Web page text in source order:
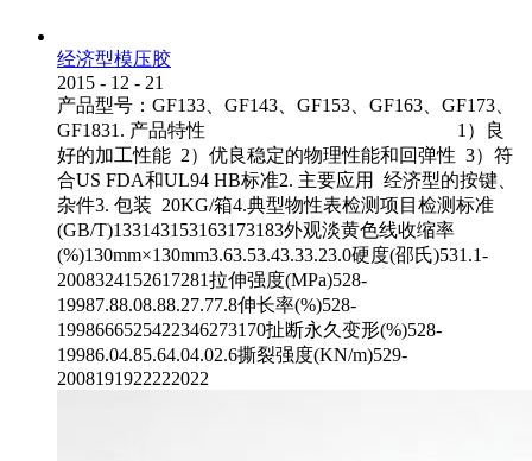
经济型模压胶
2015 - 12 - 21
产品型号：GF133、GF143、GF153、GF163、GF173、
GF1831. 产品特性 1）良
好的加工性能 2）优良稳定的物理性能和回弹性 3）符
合US FDA和UL94 HB标准2. 主要应用 经济型的按键、
杂件3. 包装 20KG/箱4.典型物性表检测项目检测标准
(GB/T)133143153163173183外观淡黄色线收缩率
(%)130mm×130mm3.63.53.43.33.23.0硬度(邵氏)531.1-
2008324152617281拉伸强度(MPa)528-
19987.88.08.88.27.77.8伸长率(%)528-
1998666525422346273170扯断永久变形(%)528-
19986.04.85.64.04.02.6撕裂强度(KN/m)529-
2008191922222022